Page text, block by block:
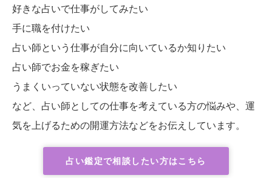
好きな占いで仕事がしてみたい
手に職を付けたい
占い師という仕事が自分に向いているか知りたい
占い師でお金を稼ぎたい
うまくいっていない状態を改善したい
など、占い師としての仕事を考えている方の悩みや、運
気を上げるための開運方法などをお伝えしています。
占い鑑定で相談したい方はこちら